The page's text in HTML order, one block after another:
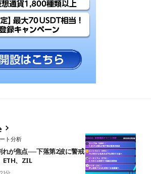
ト分析
れが焦点──下落第2波に警戒【仮想通貨チャー
ETH、ZIL